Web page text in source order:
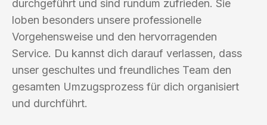
durchgeführt und sind rundum zufrieden. Sie
loben besonders unsere professionelle
Vorgehensweise und den hervorragenden
Service. Du kannst dich darauf verlassen, dass
unser geschultes und freundliches Team den
gesamten Umzugsprozess für dich organisiert
und durchführt.